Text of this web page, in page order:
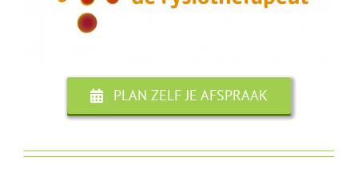
PLAN ZELF JE AFSPRAAK